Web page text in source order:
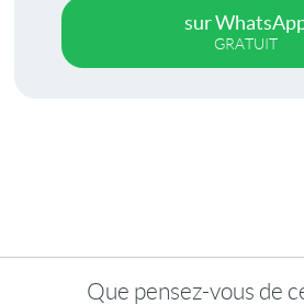
sur
GRATUIT
Que pensez-vous de